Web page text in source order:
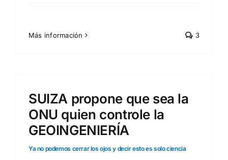
Más información 3
SUIZA propone que sea la
ONU quien controle la
GEOINGENIERÍA
Ya no podemos cerrar los ojos y decir esto es solo ciencia